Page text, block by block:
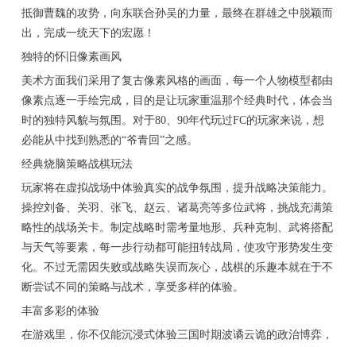
抵御曹魏的攻势，向东联合孙吴的力量，最终在群雄之中脱颖而
出，完成一统天下的宏愿！
独特的怀旧像素画风
美术方面我们采用了复古像素风格的画面，每一个人物模型都由
像素点逐一手绘完成，目的是让玩家重温那个经典时代，体会当
时的独特风貌与氛围。对于80、90年代玩过FC的玩家来说，想
必能从中找到熟悉的“爷青回”之感。
经典烧脑策略战棋玩法
玩家将在虚拟战场中体验真实的战争氛围，提升战略决策能力。
操控刘备、关羽、张飞、赵云、诸葛亮等多位武将，挑战充满策
略性的战场关卡。制定战略时需考量地形、兵种克制、武将搭配
与天气等要素，每一步行动都可能扭转战局，使攻守形势发生变
化。不过无需因失败或战略失误而灰心，战棋的乐趣本就在于不
断尝试不同的策略与战术，享受多样的体验。
丰富多彩的体验
在游戏里，你不仅能沉浸式体验三国时期波谲云诡的政治博弈，